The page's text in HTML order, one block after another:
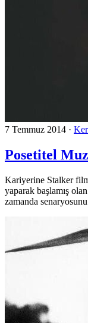
7 Temmuz 2014 ·
Posetitel
Kariyerine Stalker
yaparak başlamış
zamanda